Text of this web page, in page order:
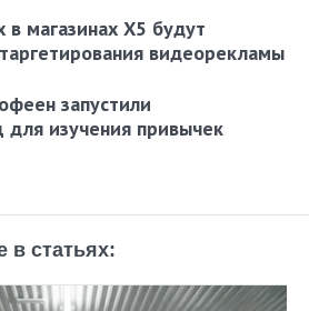
магазинах X5 будут
видеорекламы
запустили
для изучения привычек
в статьях: